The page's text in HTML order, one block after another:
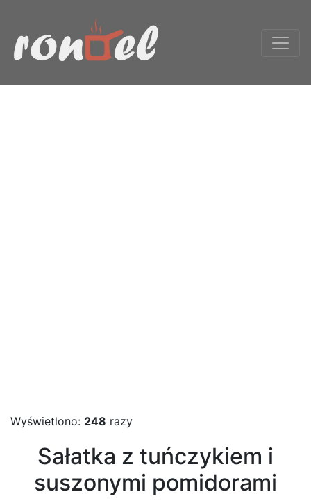
Wyświetlono: 248 razy
Sałatka z tuńczykiem i
suszonymi pomidorami